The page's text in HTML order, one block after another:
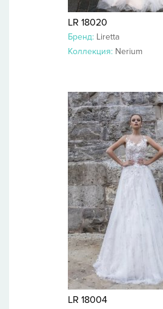
LR 18020
Бренд: Liretta
Коллекция: Nerium
LR 18004